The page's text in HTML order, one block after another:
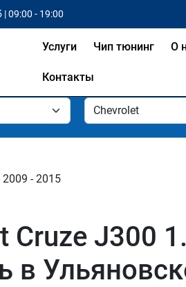
| 09:00 - 19:00
Услуги Чип тюнинг О
Контакты
2009 - 2015
J300
в